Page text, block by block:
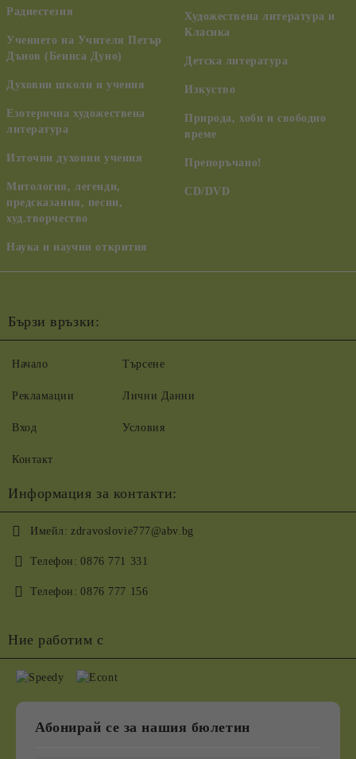
Радиестезия
Учението на Учителя Петър
Дънов (Беинса Дуно)
Духовни школи и учения
Езотерична художествена
литература
Източни духовни учения
Митология, легенди,
предсказания, песни,
худ.творчество
Наука и научни открития
Художествена литература и
Класика
Детска литература
Изкуство
Природа, хоби и свободно
време
Препоръчано!
CD/DVD
Бързи връзки:
Начало
Рекламации
Вход
Контакт
Търсене
Лични Данни
Условия
Информация за контакти:
Имейл: zdravoslovie777@abv.bg
Телефон: 0876 771 331
Телефон: 0876 777 156
Ние работим с
Абонирай се за нашия бюлетин